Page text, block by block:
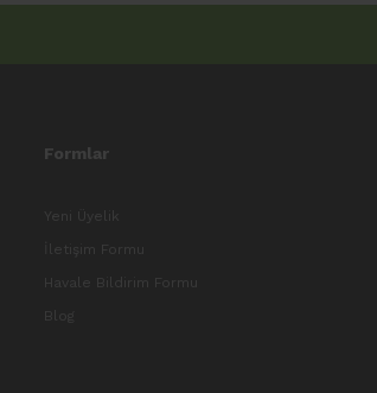
Formlar
Yeni Üyelik
İletişim Formu
Havale Bildirim Formu
Blog